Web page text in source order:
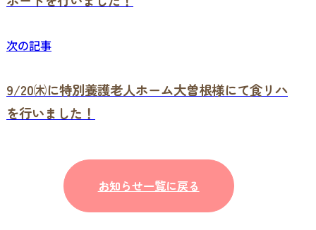
次の記事
9/20㈭に特別養護老人ホーム大曽根様にて食リハ
を行いました！
お知らせ一覧に戻る